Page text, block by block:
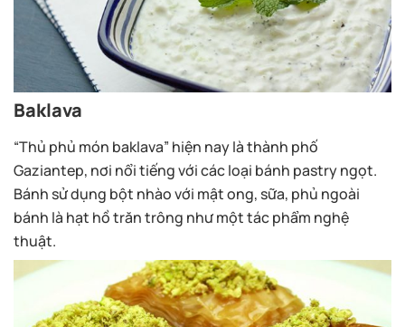
Baklava
“Thủ phủ món baklava” hiện nay là thành phố
Gaziantep, nơi nổi tiếng với các loại bánh pastry ngọt.
Bánh sử dụng bột nhào với mật ong, sữa, phủ ngoài
bánh là hạt hồ trăn trông như một tác phẩm nghệ
thuật.